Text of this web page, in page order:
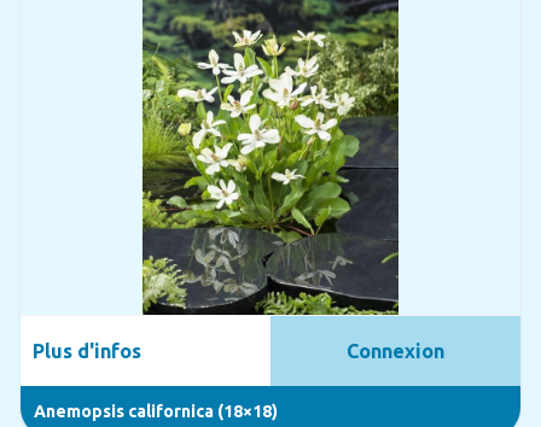
Anemopsis californica (18×18)
Plus d'infos Connexion